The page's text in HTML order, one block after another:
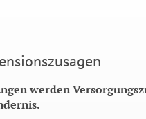
werden